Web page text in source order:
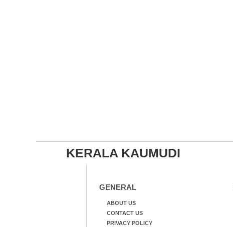
KERALA KAUMUDI
GENERAL
ABOUT US
CONTACT US
PRIVACY POLICY